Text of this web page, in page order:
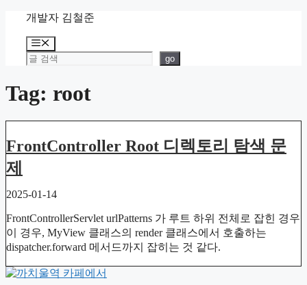
content
개발자 김철준
Menu
검색 go
Tag: root
FrontController Root 디렉토리 탐색 문
제
2025-01-14
FrontControllerServlet urlPatterns 가 루트 하위 전체로 잡힌 경우
이 경우, MyView 클래스의 render 클래스에서 호출하는
dispatcher.forward 메서드까지 잡히는 것 같다.